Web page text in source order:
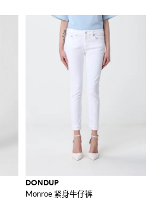
DONDUP
Monroe 紧身牛仔裤